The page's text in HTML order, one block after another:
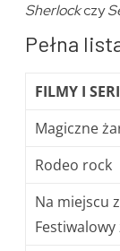
Sherlockczy
Pełna
FILMY I
Magiczne
Rodeo rock
Na miejscu